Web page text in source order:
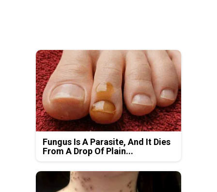
Fungus Is A Parasite, And It Dies
From A Drop Of Plain...